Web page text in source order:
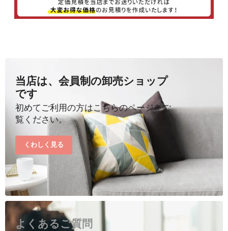
当店は、会員制の卸売ショップ
です
初めてご利用の方はこちらのページをご
覧ください。
くわしく見る
よくあるご質問